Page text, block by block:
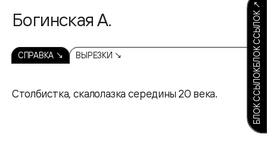
Богинская А.
СПРАВКА ↘ ВЫРЕЗКИ ↘
Столбистка, скалолазка середины 20 века. БЛОК ССЫЛОКБЛОК ССЫЛОК ↗